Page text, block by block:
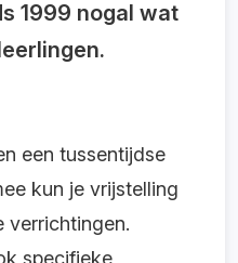
1999 nogal wat
een tussentijdse
kun je vrijstelling
verrichtingen.
specifieke